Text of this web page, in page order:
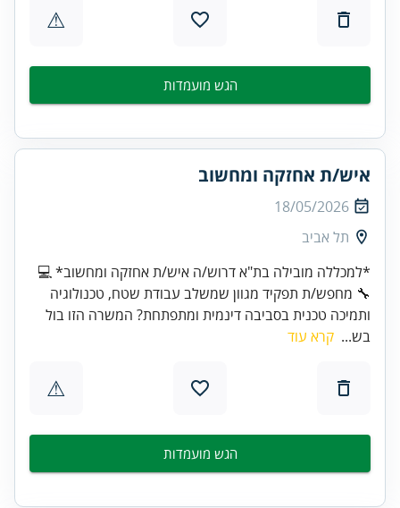
⚠
הגש מועמדות
איש/ת אחזקה ומחשוב
18/05/2026
תל אביב
*למכללה מובילה בת"א דרוש/ה איש/ת אחזקה ומחשוב* 💻
🔧 מחפש/ת תפקיד מגוון שמשלב עבודת שטח, טכנולוגיה
ותמיכה טכנית בסביבה דינמית ומתפתחת? המשרה הזו בול
בש... קרא עוד
⚠
הגש מועמדות